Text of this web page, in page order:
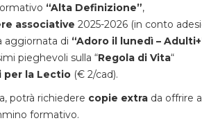
“Alta Definizione”,
associative 2025-2026 (in conto
aggiornata di “Adoro il lunedì –
pieghevoli sulla “Regola di Vita“
per la Lectio (€ 2/cad).
potrà richiedere copie extra da offrire
formativo.